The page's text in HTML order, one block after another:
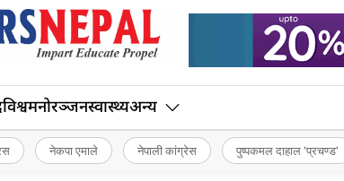
विश्वमनोरञ्जनस्वास्थ्यअन्य
नेकपा एमाले नेपाली कांग्रेस पुष्पकमल दाहाल ‘प्रचण्ड’